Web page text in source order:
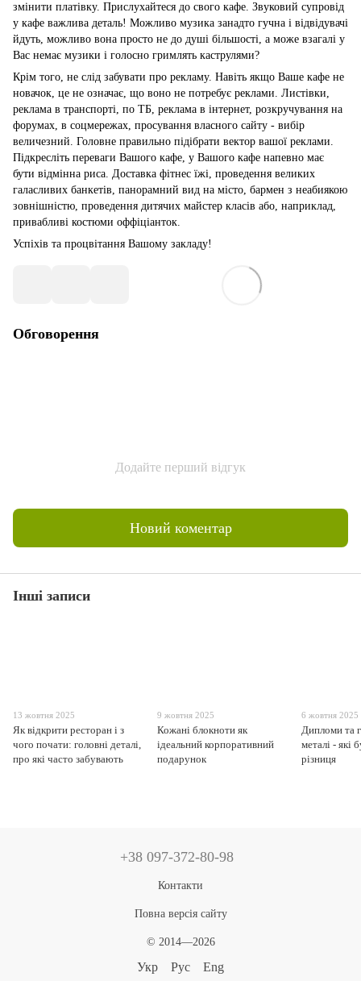
змінити платівку. Прислухайтеся до свого кафе. Звуковий супровід
у кафе важлива деталь! Можливо музика занадто гучна і відвідувачі
йдуть, можливо вона просто не до душі більшості, а може взагалі у
Вас немає музики і голосно гримлять каструлями?
Крім того, не слід забувати про рекламу. Навіть якщо Ваше кафе не
новачок, це не означає, що воно не потребує реклами. Листівки,
реклама в транспорті, по ТБ, реклама в інтернет, розкручування на
форумах, в соцмережах, просування власного сайту - вибір
величезний. Головне правильно підібрати вектор вашої реклами.
Підкресліть переваги Вашого кафе, у Вашого кафе напевно має
бути відмінна риса. Доставка фітнес їжі, проведення великих
галасливих банкетів, панорамний вид на місто, бармен з неабиякою
зовнішністю, проведення дитячих майстер класів або, наприклад,
привабливі костюми оффіціанток.
Успіхів та процвітання Вашому закладу!
Обговорення
Додайте перший відгук
Новий коментар
Інші записи
13 жовтня 2025
Як відкрити ресторан і з
чого почати: головні деталі,
про які часто забувають
9 жовтня 2025
Кожані блокноти як
ідеальний корпоративний
подарунок
6 жовтня 2025
Дипломи та
металі - які
різниця
+38 097-372-80-98
Контакти
Повна версія сайту
© 2014—2026
Укр Рус Eng